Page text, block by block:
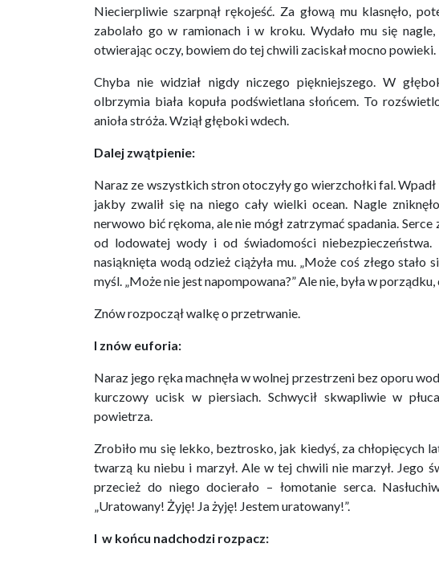
Niecierpliwie szarpnął rękojeść. Za głową mu klasnęło,
zabolało go w ramionach i w kroku. Wydało mu się nagle,
otwierając oczy, bowiem do tej chwili zaciskał mocno powieki.
Chyba nie widział nigdy niczego piękniejszego. W
olbrzymia biała kopuła podświetlana słońcem. To
anioła stróża. Wziął głęboki wdech.
Dalej zwątpienie:
Naraz ze wszystkich stron otoczyły go wierzchołki fal.
jakby zwalił się na niego cały wielki ocean. Nagle
nerwowo bić rękoma, ale nie mógł zatrzymać spadania. Serce
od lodowatej wody i od świadomości niebezpieczeństwa.
nasiąknięta wodą odzież ciążyła mu. „Może coś złego stało
myśl. „Może nie jest napompowana?” Ale nie, była w
Znów rozpoczął walkę o przetrwanie.
I znów euforia:
Naraz jego ręka machnęła w wolnej przestrzeni bez oporu
kurczowy ucisk w piersiach. Schwycił skwapliwie w
powietrza.
Zrobiło mu się lekko, beztrosko, jak kiedyś, za chłopięcych
twarzą ku niebu i marzył. Ale w tej chwili nie marzył. Jego
przecież do niego docierało – łomotanie serca.
„Uratowany! Żyję! Ja żyję! Jestem uratowany!”.
I w końcu nadchodzi rozpacz: